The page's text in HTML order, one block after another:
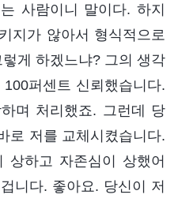
사람이니 말이다. 하지
지가 않아서 형식적으로
게 하겠느냐? 그의 생각
퍼센트 신뢰했습니다.
며 처리했죠. 그런데 당
로 저를 교체시켰습니다.
상하고 자존심이 상했어
니다. 좋아요. 당신이 저